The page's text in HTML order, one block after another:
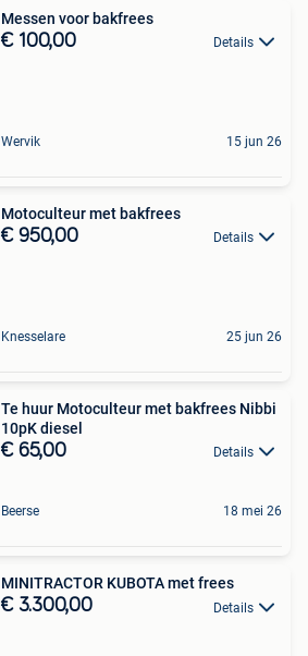
Messen voor bakfrees
€ 100,00 Details
Wervik 15 jun 26
Motoculteur met bakfrees
€ 950,00 Details
Knesselare 25 jun 26
Te huur Motoculteur met bakfrees Nibbi
10pK diesel
€ 65,00 Details
Beerse 18 mei 26
MINITRACTOR KUBOTA met frees
€ 3.300,00 Details